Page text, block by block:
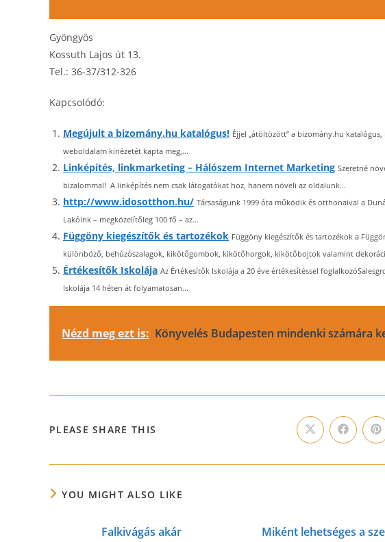
Gyöngyös
Kossuth Lajos út 13.
Tel.: 36-37/312-326
Kapcsolódó:
Megújult a bizomány.hu katalógus! Éjjel „átöltözött” a bizomány.hu
weboldalam kinézetét kapta meg,...
Linképítés, linkmarketing – Hálószem Internet Marketing Szeretné
bizalommal! A linképítés nem csak látogatókat hoz, hanem növeli az oldalunk...
http://www.idosotthon.hu/ Társaságunk 1999 óta működik és otthonaival a
Lakóink – megközelítőleg 100 fő – az...
Függöny kiegészítők és tartozékok Függöny kiegészítők és tartozékok a
különböző, behúzószalagok, kikötőgombok, kikötőhorgok, kikötőbojtok valamint
Értékesítők Iskolája Az Értékesítők Iskolája a 20 éve értékesítéssel
Iskolája 14 héten át folyamatosan...
Nézd meg ezt is: Könyvelés Budapesten mindenki számára
PLEASE SHARE THIS Opens
in
new
Opens
in
new
in
YOU MIGHT ALSO LIKE
Falkivágás akár
Miként lehetséges a